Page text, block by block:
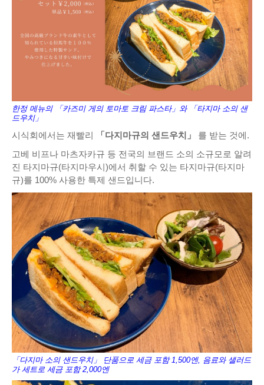
한정 메뉴의 「카즈미 게의 토마토 크림 파스타」와 「타지마 소의 샌
드우치」
시식회에서는 재빨리 「다지마규의 샌드우치」
를 받는 것에.
고베 비프나 마츠자카규 등 전국의 브랜드 소의 소규모로 알려
진 타지마규(타지마우시)에서 취할 수 있는 타지마규(타지마
규)를 100% 사용한 특제 샌드입니다.
「다지마 소의 샌드우치」 단품으로 세금 포함 1,500엔, 음료와 샐러드
가 세트로 세금 포함 2,000엔